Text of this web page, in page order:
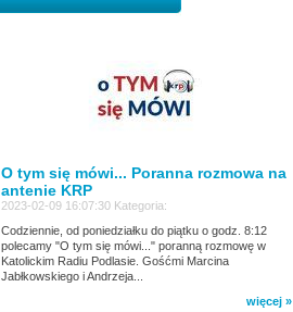
O tym się mówi... Poranna rozmowa na
antenie KRP
2023-02-09 16:07:30 Kategoria:
Codziennie, od poniedziałku do piątku o godz. 8:12
polecamy "O tym się mówi..." poranną rozmowę w
Katolickim Radiu Podlasie. Gośćmi Marcina
Jabłkowskiego i Andrzeja...
więcej »